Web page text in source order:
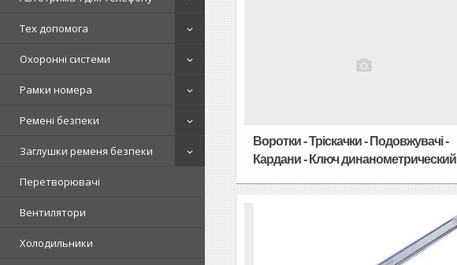
Тех допомога
Охоронні системи
Рамки номера
Ремені безпеки
Заглушки ременя безпеки
Перетворювачі
Вентилятори
Холодильники
Воротки - Тріскачки - Подовжувачі -
Кардани - Ключ динанометрический